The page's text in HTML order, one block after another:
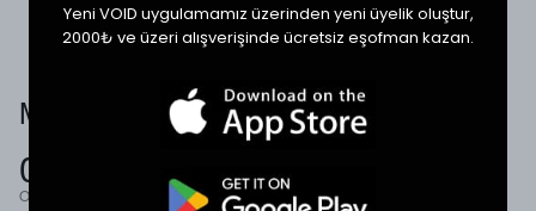
Müşteri Yorumları
0.0
Ortalama Puan
Yeni VOID uygulamamız üzerinden yeni üyelik oluştur,
2000₺ ve üzeri alışverişinde ücretsiz eşofman kazan.